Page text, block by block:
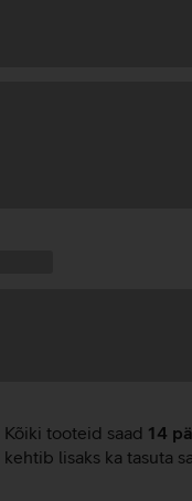
Kõiki tooteid saad 14
kehtib lisaks ka tasuta